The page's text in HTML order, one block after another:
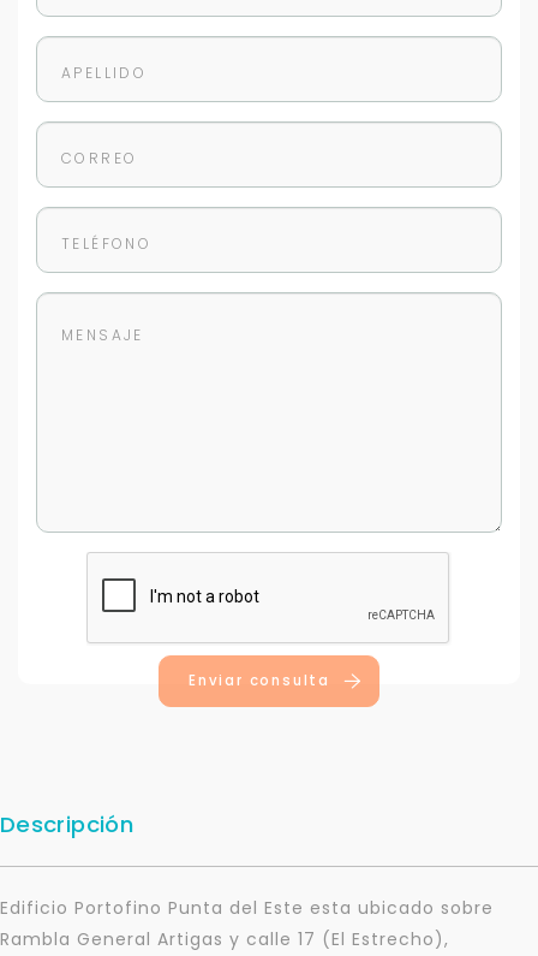
Enviar consulta
Descripción
Edificio Portofino Punta del Este esta ubicado sobre
Rambla General Artigas y calle 17 (El Estrecho),